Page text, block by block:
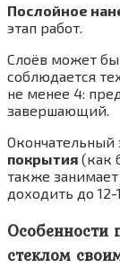
Послойное
этап работ.
Слоёв может
соблюдается
не менее 4:
завершающий.
Окончательный
покрытия (как
также
доходить до 12-
стеклом